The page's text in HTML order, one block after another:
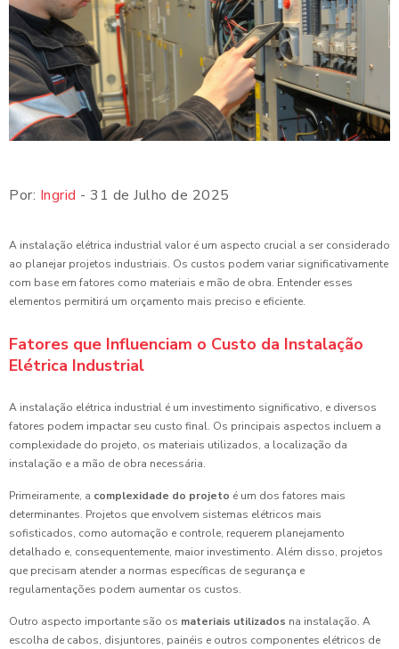
Por: Ingrid - 31 de Julho de 2025
A instalação elétrica industrial valor é um aspecto crucial a ser considerado
ao planejar projetos industriais. Os custos podem variar significativamente
com base em fatores como materiais e mão de obra. Entender esses
elementos permitirá um orçamento mais preciso e eficiente.
Fatores que Influenciam o Custo da Instalação
Elétrica Industrial
A instalação elétrica industrial é um investimento significativo, e diversos
fatores podem impactar seu custo final. Os principais aspectos incluem a
complexidade do projeto, os materiais utilizados, a localização da
instalação e a mão de obra necessária.
Primeiramente, a complexidade do projeto é um dos fatores mais
determinantes. Projetos que envolvem sistemas elétricos mais
sofisticados, como automação e controle, requerem planejamento
detalhado e, consequentemente, maior investimento. Além disso, projetos
que precisam atender a normas específicas de segurança e
regulamentações podem aumentar os custos.
Outro aspecto importante são os materiais utilizados na instalação. A
escolha de cabos, disjuntores, painéis e outros componentes elétricos de